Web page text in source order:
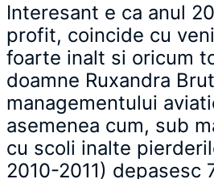
Interesant e ca anul
profit, coincide cu
foarte inalt si oricum
doamne Ruxandra
managementului
asemenea cum, sub
cu scoli inalte
2010-2011) depasesc